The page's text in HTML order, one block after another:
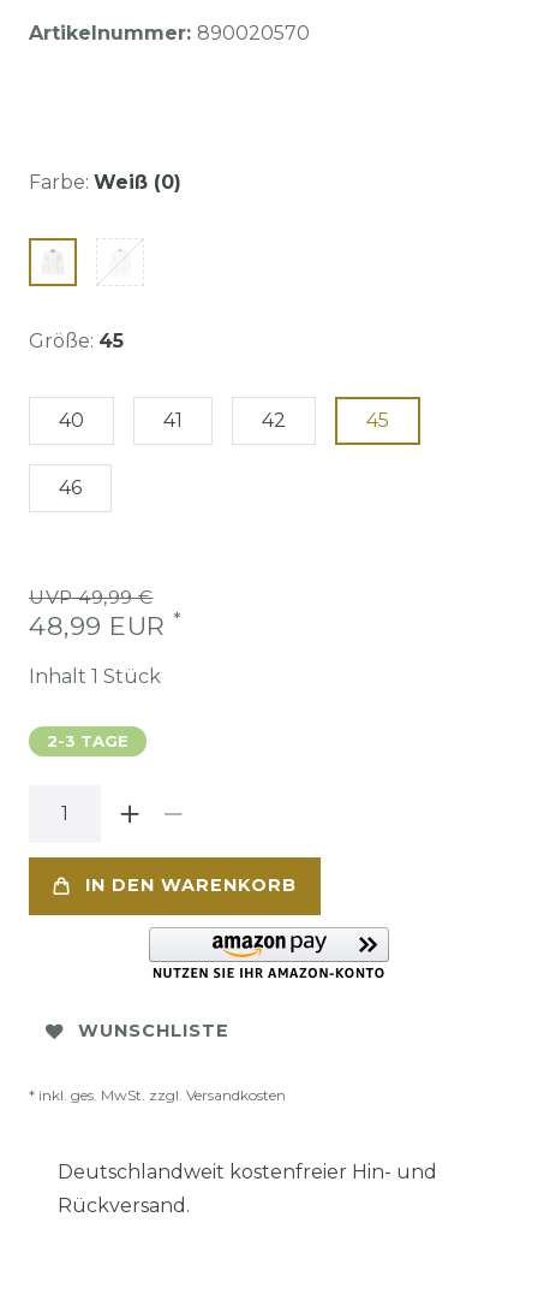
Artikelnummer: 890020570
Farbe: Weiß (0)
Größe: 45
40 41 42 45
46
UVP 49,99 €
48,99 EUR *
Inhalt 1 Stück
2-3 TAGE
IN DEN WARENKORB
WUNSCHLISTE
* inkl. ges. MwSt. zzgl. Versandkosten
Deutschlandweit kostenfreier Hin- und
Rückversand.